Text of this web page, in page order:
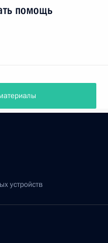
помощь
устройств